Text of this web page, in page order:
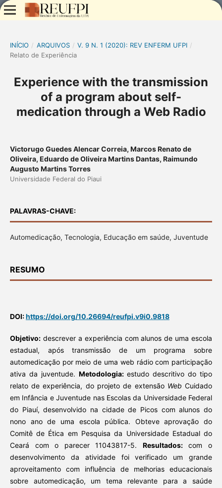
INÍCIO / ARQUIVOS / V. 9 N. 1 (2020): REV ENFERM UFPI /
Relato de Experiência
Experience with the transmission
of a program about self-
medication through a Web Radio
Victorugo Guedes Alencar Correia, Marcos Renato de
Oliveira, Eduardo de Oliveira Martins Dantas, Raimundo
Augusto Martins Torres
Universidade Federal do Piaui
PALAVRAS-CHAVE:
Automedicação, Tecnologia, Educação em saúde, Juventude
RESUMO
DOI:https://doi.org/10.26694/reufpi.v9i0.9818
Objetivo:descrever a experiência com alunos de uma escola
estadual, após transmissão de um programa sobre
automedicação por meio de uma web rádio com participação
ativa da juventude. Metodologia:estudo descritivo do tipo
relato de experiência, do projeto de extensão Web Cuidado
em Infância e Juventude nas Escolas da Universidade Federal
do Piauí, desenvolvido na cidade de Picos com alunos do
nono ano de uma escola pública. Obteve aprovação do
Comitê de Ética em Pesquisa da Universidade Estadual do
Ceará com o parecer 11043817-5. Resultados:com o
desenvolvimento da atividade foi verificado um grande
aproveitamento com influência de melhorias educacionais
sobre automedicação, um tema relevante para a saúde